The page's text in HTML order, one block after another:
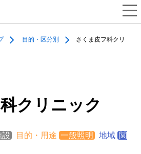
目的・区分別
さくま皮フ科クリ
クリニック
設 目的・用途 一般照明 地域 関